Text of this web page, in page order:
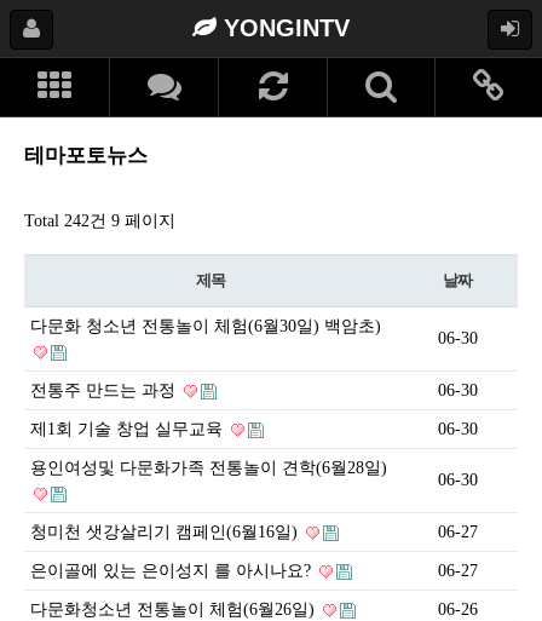
YONGINTV
테마포토뉴스
Total 242건 9 페이지
제목 날짜
다문화 청소년 전통놀이 체험(6월30일) 백암초)
06-30
전통주 만드는 과정 06-30
제1회 기술 창업 실무교육 06-30
용인여성및 다문화가족 전통놀이 견학(6월28일)
06-30
청미천 샛강살리기 캠페인(6월16일) 06-27
은이골에 있는 은이성지 를 아시나요? 06-27
다문화청소년 전통놀이 체험(6월26일) 06-26